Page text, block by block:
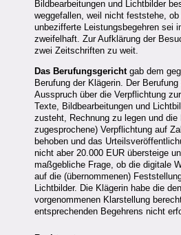
Bildbearbeitungen und Lichtbilder
weggefallen, weil nicht feststehe,
unbezifferte Leistungsbegehren sei
zweifelhaft. Zur Aufklärung der
zwei Zeitschriften zu weit.
Das Berufungsgerichtgab dem
Berufung der Klägerin. Der
Ausspruch über die Verpflichtung
Texte, Bildbearbeitungen und
zusteht, Rechnung zu legen und
zugesprochene) Verpflichtung auf
behoben und das
nicht aber 20.000 EUR übersteige
maßgebliche Frage, ob die digitale
auf die (übernommenen)
Lichtbilder. Die Klägerin habe die
vorgenommenen Klarstellung
entsprechenden Begehrens nicht